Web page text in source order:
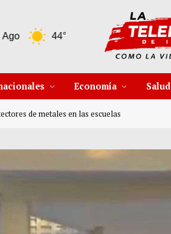
44°C 41°C
Economía Salud
de metales en las escuelas